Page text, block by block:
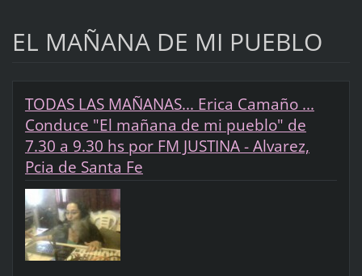
EL MAÑANA DE MI PUEBLO
TODAS LAS MAÑANAS... Erica Camaño ...
Conduce "El mañana de mi pueblo" de
7.30 a 9.30 hs por FM JUSTINA - Alvarez,
Pcia de Santa Fe